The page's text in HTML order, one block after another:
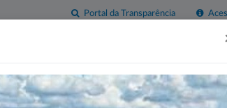
Portal da Transparência